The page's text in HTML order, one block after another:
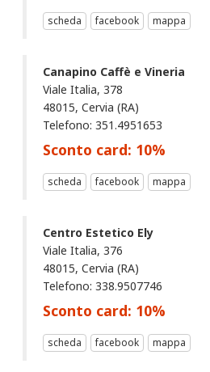
scheda facebook mappa
Canapino Caffè e Vineria
Viale Italia, 378
48015, Cervia (RA)
Telefono: 351.4951653
Sconto card: 10%
scheda facebook mappa
Centro Estetico Ely
Viale Italia, 376
48015, Cervia (RA)
Telefono: 338.9507746
Sconto card: 10%
scheda facebook mappa